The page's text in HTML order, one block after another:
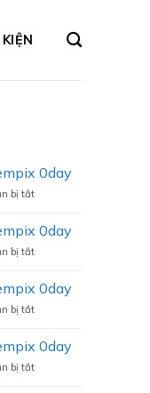
0day
bị tắtở
Tempix
0day
0day
bị tắtở
Tempix
0day
0day
bị tắtở
Tempix
0day
0day
bị tắtở